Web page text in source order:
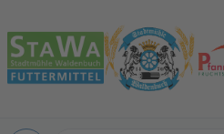
Zur
Navigation
springen
Zum
Inhalt
springen